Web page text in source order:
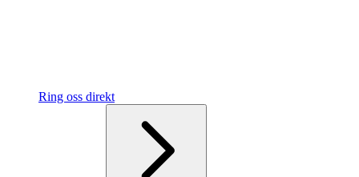
Ring oss direkt